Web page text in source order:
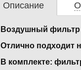
Описание
Воздушный фильтр
Отлично подходит
В комплекте: